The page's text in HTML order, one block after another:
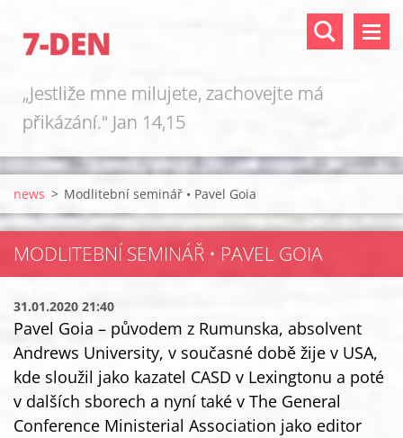
7-DEN
„Jestliže mne milujete, zachovejte má
přikázání." Jan 14,15
news > Modlitební seminář • Pavel Goia
MODLITEBNÍ SEMINÁŘ • PAVEL GOIA
31.01.2020 21:40
Pavel Goia – původem z Rumunska, absolvent
Andrews University, v současné době žije v USA,
kde sloužil jako kazatel CASD v Lexingtonu a poté
v dalších sborech a nyní také v The General
Conference Ministerial Association jako editor